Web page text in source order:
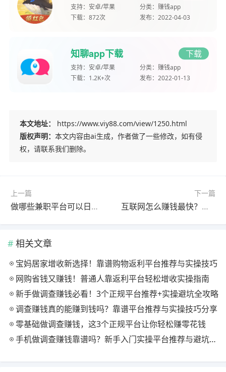
支持： 安卓/苹果 分类： 赚钱app
下载： 872次 发布： 2022-04-03
知聊app下载 下载
支持： 安卓/苹果 分类： 赚钱app
下载： 1.2K+次 发布： 2022-01-13
本文地址：
https://www.viy88.com/view/1250.html
版权声明： 本文内容由ai生成，作者做了一些修改，如有侵
权，请联系我们删除。
上一篇
做哪些兼职平台可以日赚100＋？这四个软件都能实现
下一篇
互联网怎么赚钱最快？分享四种挣钱最快的兼职
相关文章
宝妈居家增收新选择！靠谱购物返利平台推荐与实操技巧
网购省钱又赚钱！普通人靠返利平台轻松增收实操指南
新手做调查赚钱必看！3个正规平台推荐+实操避坑全攻略
调查赚钱真的能赚到钱吗？靠谱平台推荐与实操技巧分享
零基础做调查赚钱，这3个正规平台让你轻松赚零花钱
手机做调查赚钱靠谱吗？新手入门实操平台推荐与避坑指南